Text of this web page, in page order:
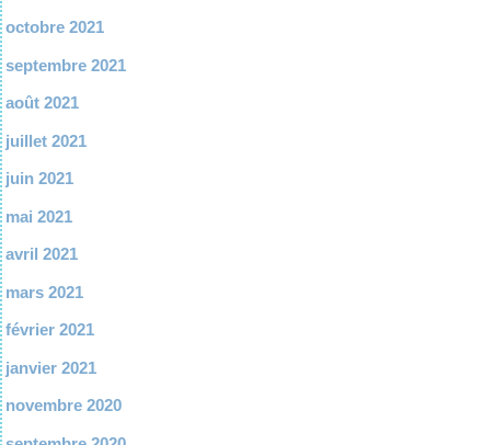
octobre 2021
septembre 2021
août 2021
juillet 2021
juin 2021
mai 2021
avril 2021
mars 2021
février 2021
janvier 2021
novembre 2020